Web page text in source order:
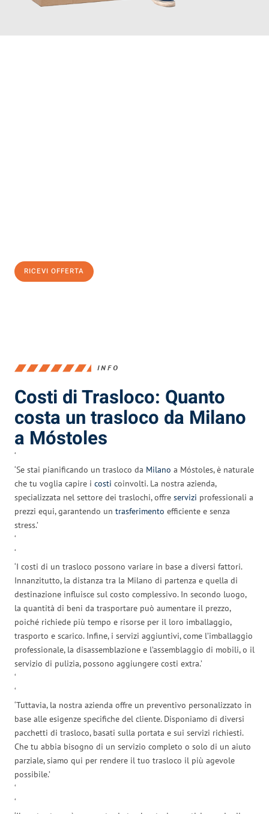
RICEVI OFFERTA
INFO
Costi di Trasloco: Quanto
costa un trasloco da Milano
a Móstoles
‘
‘Se stai pianificando un trasloco da Milano a Móstoles, è naturale
che tu voglia capire i costi coinvolti. La nostra azienda,
specializzata nel settore dei traslochi, offre servizi professionali a
prezzi equi, garantendo un trasferimento efficiente e senza
stress.’
‘
‘
‘I costi di un trasloco possono variare in base a diversi fattori.
Innanzitutto, la distanza tra la Milano di partenza e quella di
destinazione influisce sul costo complessivo. In secondo luogo,
la quantità di beni da trasportare può aumentare il prezzo,
poiché richiede più tempo e risorse per il loro imballaggio,
trasporto e scarico. Infine, i servizi aggiuntivi, come l’imballaggio
professionale, la disassemblazione e l’assemblaggio di mobili, o il
servizio di pulizia, possono aggiungere costi extra.’
‘
‘
‘Tuttavia, la nostra azienda offre un preventivo personalizzato in
base alle esigenze specifiche del cliente. Disponiamo di diversi
pacchetti di trasloco, basati sulla portata e sui servizi richiesti.
Che tu abbia bisogno di un servizio completo o solo di un aiuto
parziale, siamo qui per rendere il tuo trasloco il più agevole
possibile.’
‘
‘